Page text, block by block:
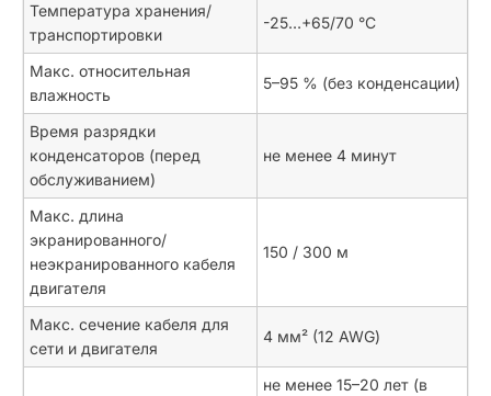
Температура хранения/
транспортировки
-25…+65/70 °C
Макс. относительная
влажность
5–95 % (без конденсации)
Время разрядки
конденсаторов (перед
обслуживанием)
не менее 4 минут
Макс. длина
экранированного/
неэкранированного кабеля
двигателя
150 / 300 м
Макс. сечение кабеля для
сети и двигателя
4 мм² (12 AWG)
не менее 15–20 лет (в